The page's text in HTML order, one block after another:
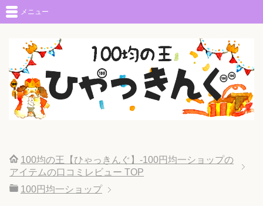
メニュー
100均の王【ひゃっきんぐ】-100円均一ショップの
アイテムの口コミレビュー TOP
100円均一ショップ